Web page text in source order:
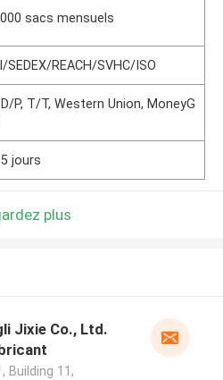
sacs mensuels
SEDEX/REACH/SVHC/ISO
P, T/T, Western Union, MoneyG
jours
plus
Jixie Co., Ltd.
Building 11,